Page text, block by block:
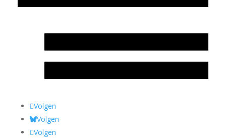
Volgen
Volgen
Volgen